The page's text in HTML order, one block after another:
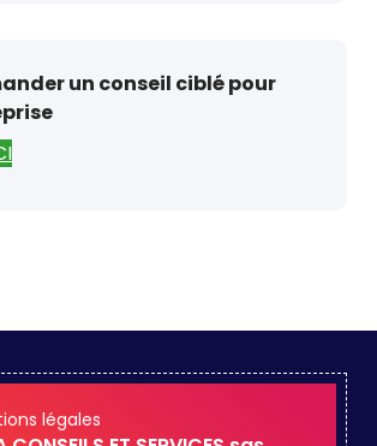
un conseil ciblé pour
légales